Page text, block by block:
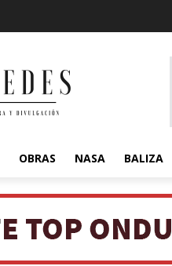
OBRAS NASA BALIZA